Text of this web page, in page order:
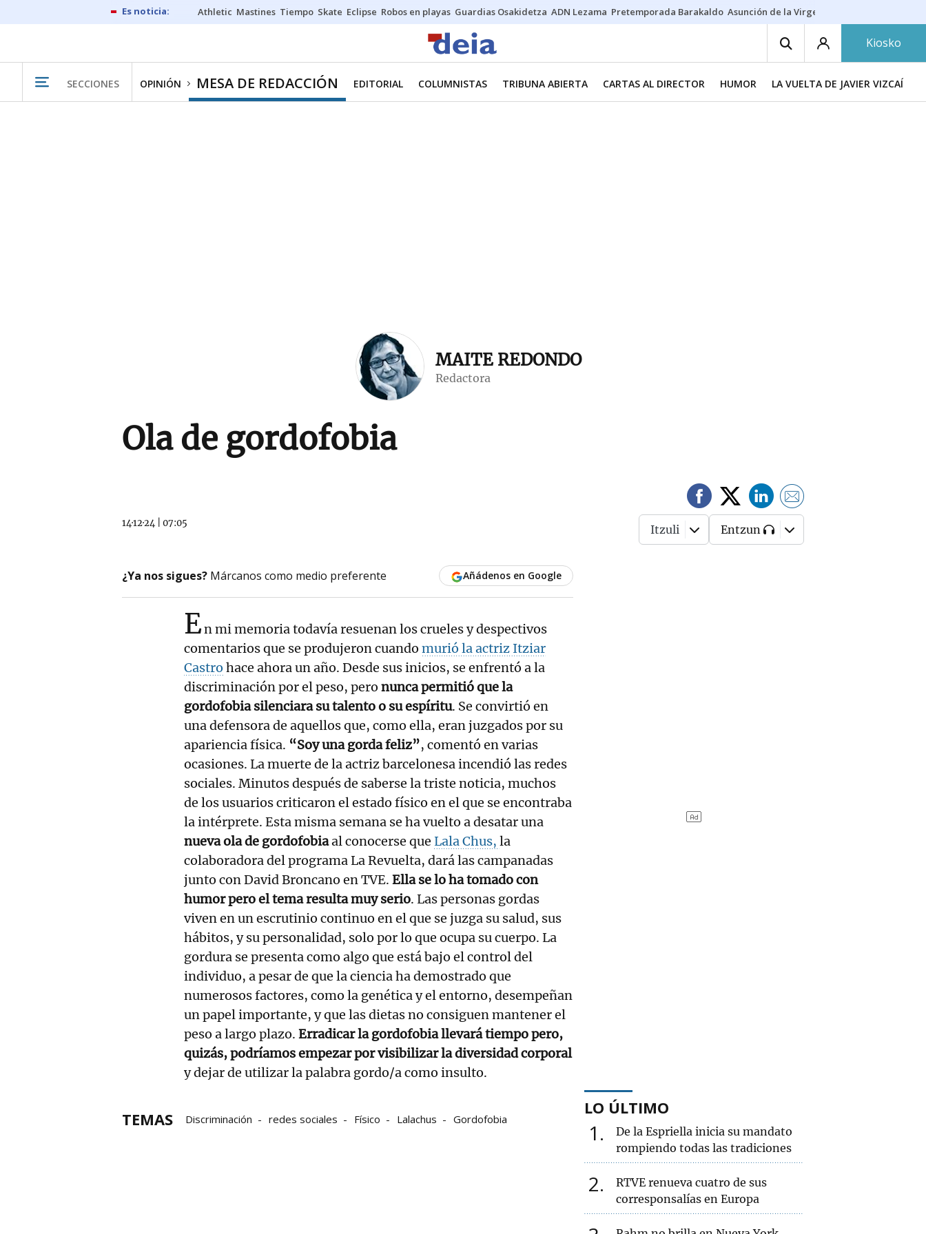
Athletic Mastines Tiempo Skate Eclipse Robos en playas Guardias Osakidetza ADN Lezama Pretemporada Barakaldo Asunción de la Virgen
Kiosko
SECCIONES OPINIÓN MESA DE REDACCIÓN EDITORIAL COLUMNISTAS TRIBUNA ABIERTA CARTAS AL DIRECTOR HUMOR LA VUELTA DE JAVIER VIZCAÍNO
MAITE REDONDO
Redactora
Ola de gordofobia
14·12·24 07:05 Itzuli Entzun
¿Ya nos sigues? Márcanos como medio preferente Añádenos en Google
En mi memoria todavía resuenan los crueles y despectivos
comentarios que se produjeron cuando murió la actriz Itziar
Castro hace ahora un año. Desde sus inicios, se enfrentó a la
discriminación por el peso, pero nunca permitió que la
gordofobia silenciara su talento o su espíritu. Se convirtió en
una defensora de aquellos que, como ella, eran juzgados por su
apariencia física. “Soy una gorda feliz”, comentó en varias
ocasiones. La muerte de la actriz barcelonesa incendió las redes
sociales. Minutos después de saberse la triste noticia, muchos
de los usuarios criticaron el estado físico en el que se encontraba
la intérprete. Esta misma semana se ha vuelto a desatar una
nueva ola de gordofobiaal conocerse que Lala Chus, la
colaboradora del programa La Revuelta, dará las campanadas
junto con David Broncano en TVE. Ella se lo ha tomado con
humor pero el tema resulta muy serio. Las personas gordas
viven en un escrutinio continuo en el que se juzga su salud, sus
hábitos, y su personalidad, solo por lo que ocupa su cuerpo. La
gordura se presenta como algo que está bajo el control del
individuo, a pesar de que la ciencia ha demostrado que
numerosos factores, como la genética y el entorno, desempeñan
un papel importante, y que las dietas no consiguen mantener el
peso a largo plazo. Erradicar la gordofobia llevará tiempo pero,
quizás, podríamos empezar por visibilizar la diversidad corporal
y dejar de utilizar la palabra gordo/a como insulto.
TEMAS Discriminación redes sociales Físico Lalachus Gordofobia
LO ÚLTIMO
1
De la Espriella inicia su mandato
rompiendo todas las tradiciones
2
RTVE renueva cuatro de sus
corresponsalías en Europa